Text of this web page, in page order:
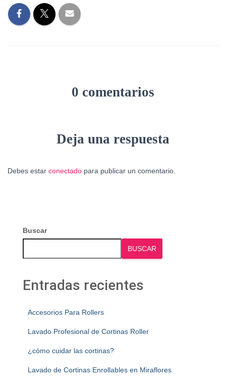
0 comentarios
Deja una respuesta
Debes estar conectado para publicar un comentario.
Buscar
BUSCAR
Entradas recientes
Accesorios Para Rollers
Lavado Profesional de Cortinas Roller
¿cómo cuidar las cortinas?
Lavado de Cortinas Enrollables en Miraflores